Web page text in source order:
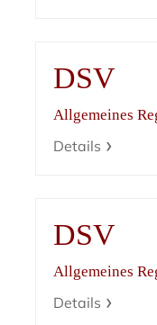
DSV
Allgemeines
Details
DSV
Allgemeines
Details